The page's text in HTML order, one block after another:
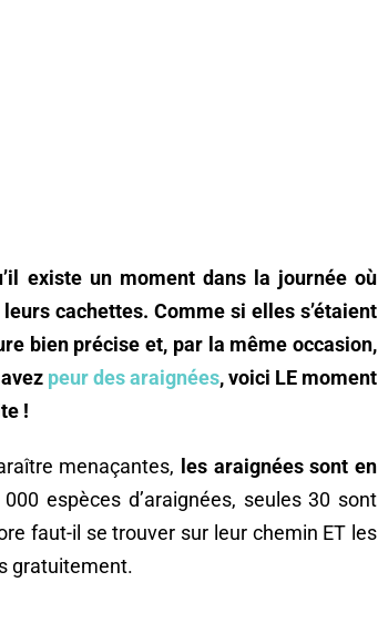
existe un moment dans la journée où
cachettes. Comme si elles s’étaient
bien précise et, par la même occasion,
peur des araignées, voici LE moment
!
menaçantes, les araignées sont en
espèces d’araignées, seules 30 sont
faut-il se trouver sur leur chemin ET les
gratuitement.